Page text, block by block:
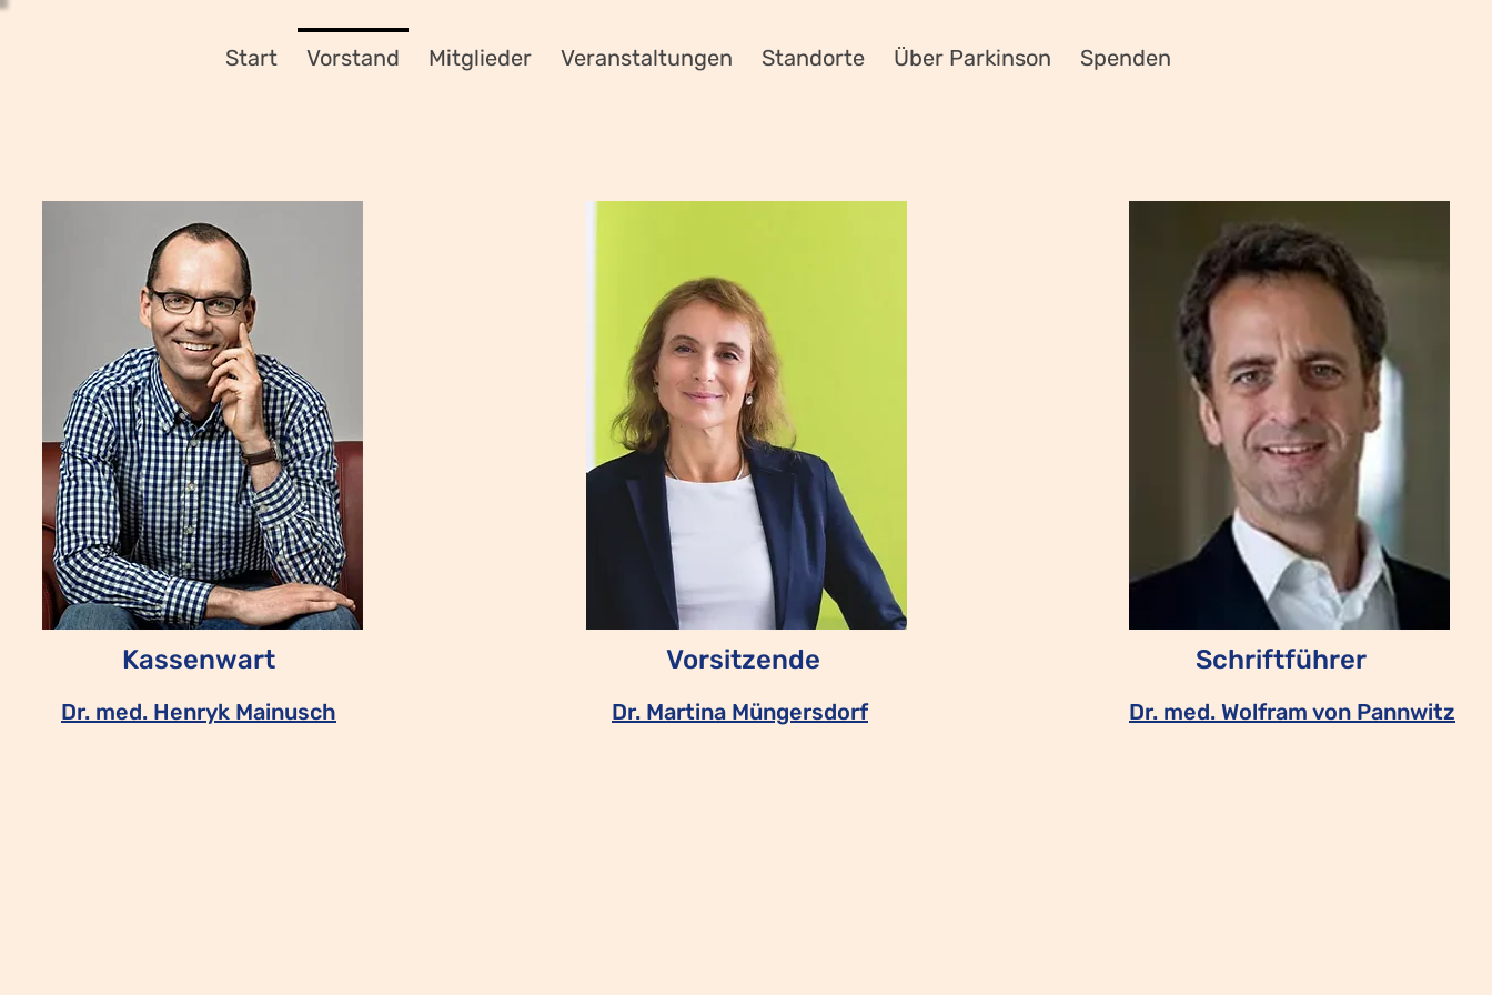
Start Vorstand Mitglieder Veranstaltungen Standorte Über Parkinson Spenden
Kassenwart
Dr. med. Henryk Mainusch
Vorsitzende
Dr. Martina Müngersdorf
Schriftführer
Dr. med. Wolfram von Pannwitz